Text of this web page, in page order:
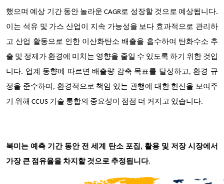
했으며 예상 기간 동안 놀라운 CAGR로 성장할 것으로 예상됩니다.
이는 석유 및 가스 산업이 지속 가능성을 보다 효과적으로 관리하
고 산업 활동으로 인한 이산화탄소 배출을 흡수하여 탄화수소 추
출 및 정제가 환경에 미치는 영향을 줄일 수 있도록 하기 위한 것입
니다. 업계 동향에 따르면 배출량 감축 목표를 달성하고, 환경 규
정을 준수하며, 환경적으로 책임 있는 관행에 대한 헌신을 보여주
기 위해 CCUS 기술 통합의 중요성이 점점 더 커지고 있습니다.
북미는 예측 기간 동안 전 세계 탄소 포집, 활용 및 저장 시장에서
가장 큰 점유율을 차지할 것으로 추정됩니다.